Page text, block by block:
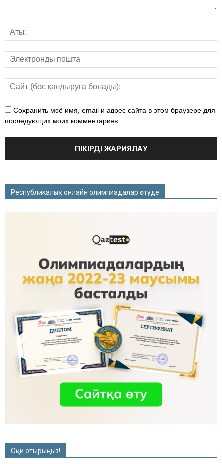
Сохранить моё имя, email и адрес сайта в этом браузере для
последующих моих комментариев.
Республикалық онлайн олимпиадалар өтуде
Оқи отырыңыз!